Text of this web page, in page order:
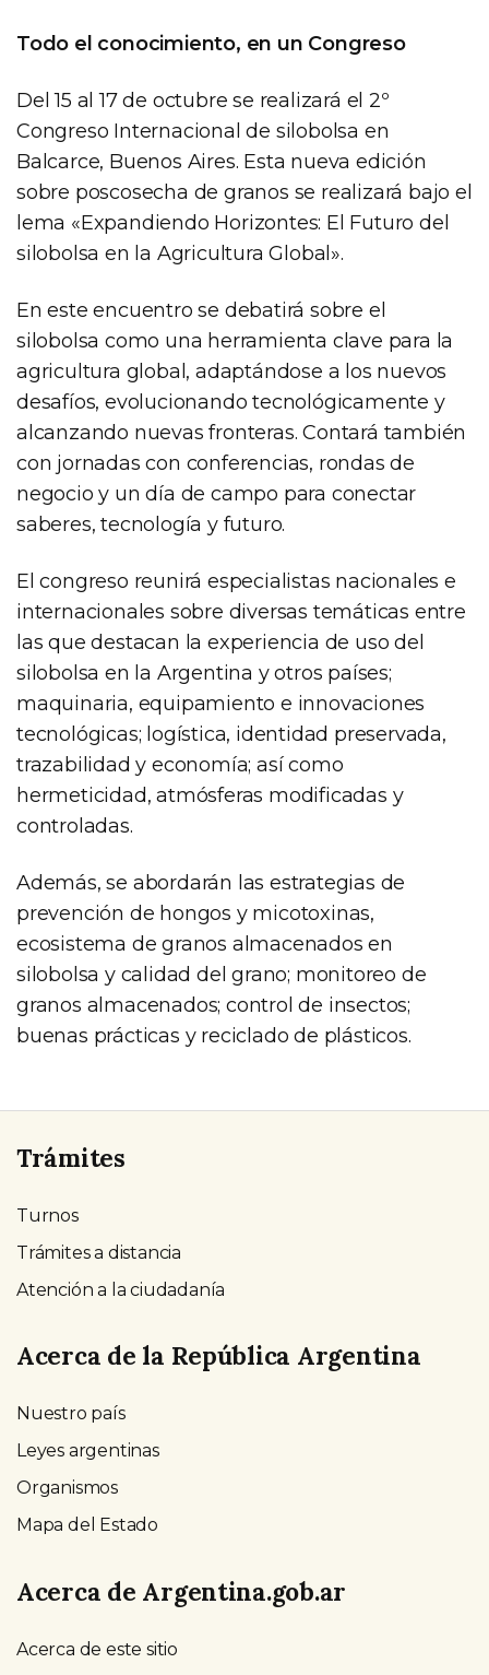
Todo el conocimiento, en un Congreso
Del 15 al 17 de octubre se realizará el 2º
Congreso Internacional de silobolsa en
Balcarce, Buenos Aires. Esta nueva edición
sobre poscosecha de granos se realizará bajo el
lema «Expandiendo Horizontes: El Futuro del
silobolsa en la Agricultura Global».
En este encuentro se debatirá sobre el
silobolsa como una herramienta clave para la
agricultura global, adaptándose a los nuevos
desafíos, evolucionando tecnológicamente y
alcanzando nuevas fronteras. Contará también
con jornadas con conferencias, rondas de
negocio y un día de campo para conectar
saberes, tecnología y futuro.
El congreso reunirá especialistas nacionales e
internacionales sobre diversas temáticas entre
las que destacan la experiencia de uso del
silobolsa en la Argentina y otros países;
maquinaria, equipamiento e innovaciones
tecnológicas; logística, identidad preservada,
trazabilidad y economía; así como
hermeticidad, atmósferas modificadas y
controladas.
Además, se abordarán las estrategias de
prevención de hongos y micotoxinas,
ecosistema de granos almacenados en
silobolsa y calidad del grano; monitoreo de
granos almacenados; control de insectos;
buenas prácticas y reciclado de plásticos.
Trámites
Turnos
Trámites a distancia
Atención a la ciudadanía
Acerca de la República Argentina
Nuestro país
Leyes argentinas
Organismos
Mapa del Estado
Acerca de Argentina.gob.ar
Acerca de este sitio